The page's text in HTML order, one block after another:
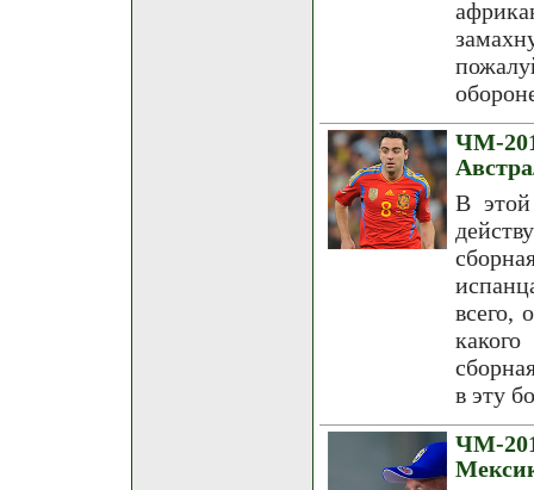
ЧМ-
В
всего,
в эту
ЧМ-